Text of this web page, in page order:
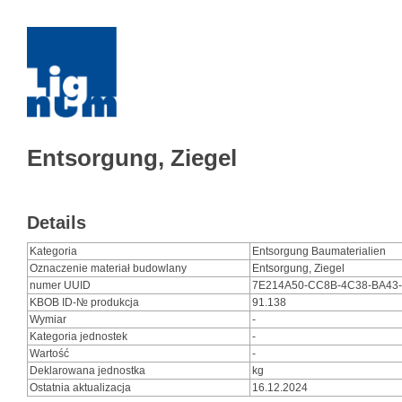
Entsorgung, Ziegel
Details
Kategoria
Entsorgung Baumaterialien
Oznaczenie materiał budowlany
Entsorgung, Ziegel
numer UUID
7E214A50-CC8B-4C38-
KBOB ID-№ produkcja
91.138
Wymiar
-
Kategoria jednostek
-
Wartość
-
Deklarowana jednostka
kg
Ostatnia aktualizacja
16.12.2024